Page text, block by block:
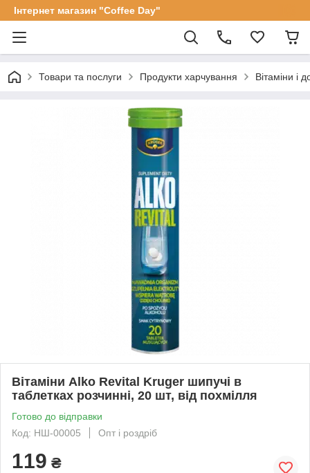
Інтернет магазин "Coffee Day"
Товари та послуги Продукти харчування Вітаміни і
Вітаміни Alko Revital Kruger шипучі в
таблетках розчинні, 20 шт, від похмілля
Готово до відправки
Код: НШ-00005
Опт і роздріб
119 ₴